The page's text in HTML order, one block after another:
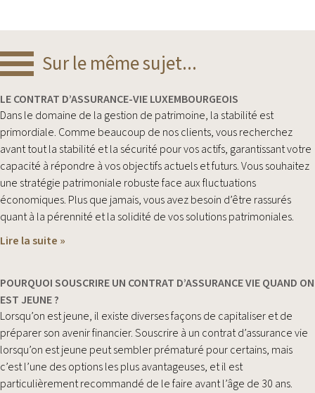
Sur le même sujet...
LE CONTRAT D’ASSURANCE-VIE LUXEMBOURGEOIS
Dans le domaine de la gestion de patrimoine, la stabilité est
primordiale. Comme beaucoup de nos clients, vous recherchez
avant tout la stabilité et la sécurité pour vos actifs, garantissant votre
capacité à répondre à vos objectifs actuels et futurs. Vous souhaitez
une stratégie patrimoniale robuste face aux fluctuations
économiques. Plus que jamais, vous avez besoin d’être rassurés
quant à la pérennité et la solidité de vos solutions patrimoniales.
Lire la suite »
POURQUOI SOUSCRIRE UN CONTRAT D’ASSURANCE VIE QUAND ON
EST JEUNE ?
Lorsqu’on est jeune, il existe diverses façons de capitaliser et de
préparer son avenir financier. Souscrire à un contrat d’assurance vie
lorsqu’on est jeune peut sembler prématuré pour certains, mais
c’est l’une des options les plus avantageuses, et il est
particulièrement recommandé de le faire avant l’âge de 30 ans.